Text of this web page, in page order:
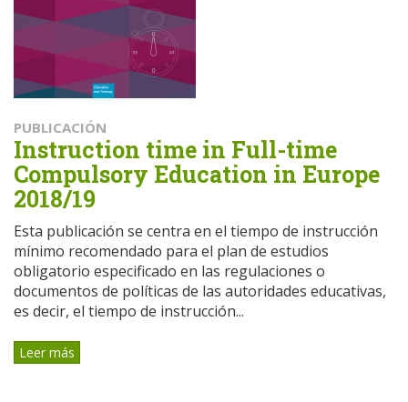
PUBLICACIÓN
Instruction time in Full-time
Compulsory Education in Europe
2018/19
Esta publicación se centra en el tiempo de instrucción
mínimo recomendado para el plan de estudios
obligatorio especificado en las regulaciones o
documentos de políticas de las autoridades educativas,
es decir, el tiempo de instrucción...
Leer más